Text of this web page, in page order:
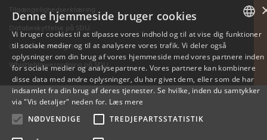
Tilgængelighedserklæring
Databeskyttelse på SDU
Cookie-indstillinger
Whistleblowerordning på SDU
ENGLISH
Denne hjemmeside bruger cookies
Vi bruger cookies til at tilpasse vores indhold og til at vise dig funktioner
til sociale medier og til at analysere vores trafik. Vi deler også
oplysninger om din brug af vores hjemmeside med vores partnere inden
for sociale medier og analysepartnere. Vores partnere kan kombinere
disse data med andre oplysninger, du har givet dem, eller som de har
indsamlet fra din brug af deres tjenester. Se hvilke, inden du samtykker
via "Vis detaljer" neden for. Læs mere
NØDVENDIGE
TREDJEPARTSSTATISTIK